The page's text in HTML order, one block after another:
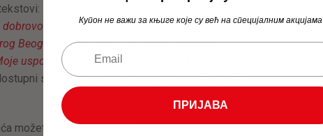
Simo Matavulj (Bilješke jednog pisca),
Beograđanina),Branislav Nušić(Devetsto
uspomene Dragutin Ilić
su na sajtu Portalibrisa i moguća je online
možete pogledatiOVDE.
Купон не важи за књиге које су већ на специјалним акцијама
ПРИЈАВА